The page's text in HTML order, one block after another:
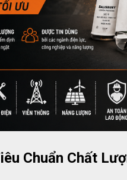
Chuẩn Chất